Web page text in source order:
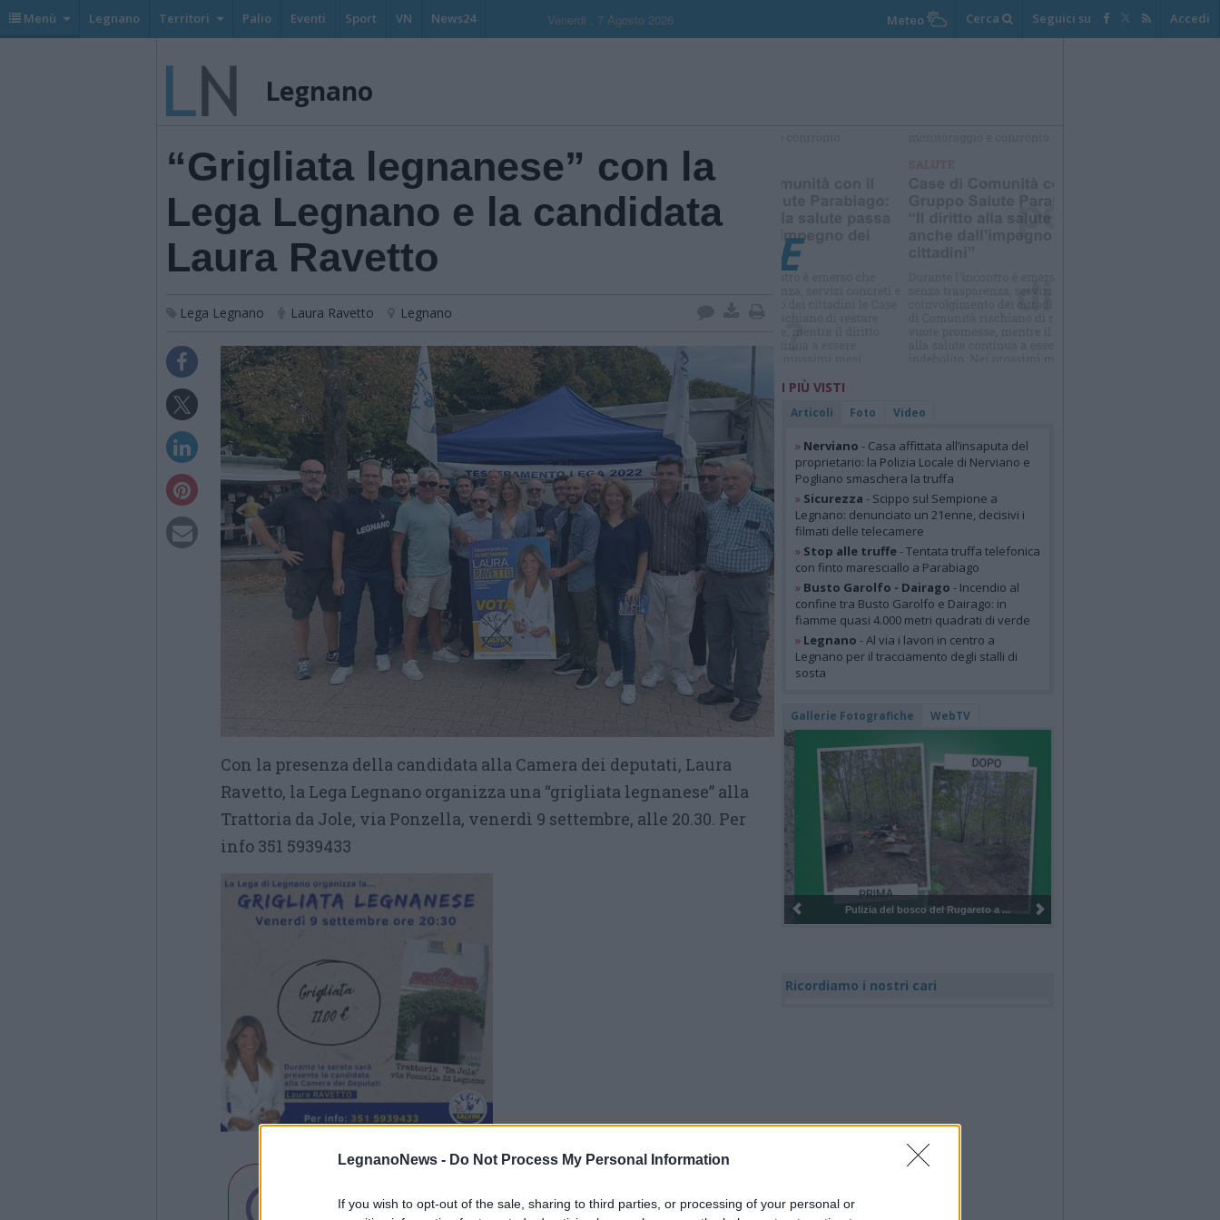
LegnanoNews - Do Not Process My Personal Information
If you wish to opt-out of the sale, sharing to third parties, or processing of your personal or
Menù Legnano Territori Palio Eventi Sport VN News24 Venerdi , 7 Agosto 2026 Meteo Cerca Seguici su Accedi
Legnano
“Grigliata legnanese” con la
Lega Legnano e la candidata
Laura Ravetto
Lega Legnano Laura Ravetto Legnano
Con la presenza della candidata alla Camera dei deputati, Laura
Ravetto, la Lega Legnano organizza una “grigliata legnanese” alla
Trattoria da Jole, via Ponzella, venerdì 9 settembre, alle 20.30. Per
info 351 5939433
I PIÙ VISTI
Articoli Foto Video
» Nerviano - Casa affittata all’insaputa del
proprietario: la Polizia Locale di Nerviano e
Pogliano smaschera la truffa
» Sicurezza - Scippo sul Sempione a
Legnano: denunciato un 21enne, decisivi i
filmati delle telecamere
» Stop alle truffe- Tentata truffa telefonica
con finto maresciallo a Parabiago
» Busto Garolfo - Dairago - Incendio al
confine tra Busto Garolfo e Dairago: in
fiamme quasi 4.000 metri quadrati di verde
» Legnano - Al via i lavori in centro a
Legnano per il tracciamento degli stalli di
sosta
Gallerie Fotografiche WebTV
Pulizia del bosco del Rugareto a ...
Ricordiamo i nostri cari